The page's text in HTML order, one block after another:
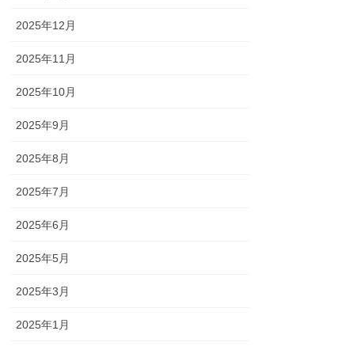
2025年12月
2025年11月
2025年10月
2025年9月
2025年8月
2025年7月
2025年6月
2025年5月
2025年3月
2025年1月